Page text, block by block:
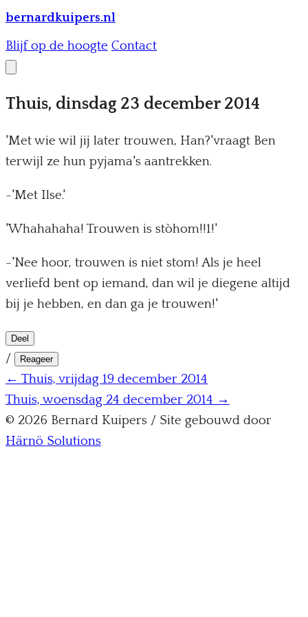
bernardkuipers.nl
Blijf op de hoogte Contact
Thuis, dinsdag 23 december 2014
'Met wie wil jij later trouwen, Han?'vraagt Ben
terwijl ze hun pyjama's aantrekken.
-'Met Ilse.'
'Whahahaha! Trouwen is stòhom!!1!'
-'Nee hoor, trouwen is niet stom! Als je heel
verliefd bent op iemand, dan wil je diegene altijd
bij je hebben, en dan ga je trouwen!'
Deel
/ Reageer
← Thuis, vrijdag 19 december 2014
Thuis, woensdag 24 december 2014 →
© 2026 Bernard Kuipers / Site gebouwd door
Härnö Solutions